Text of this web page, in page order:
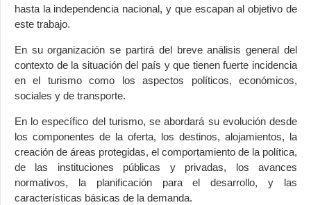
hasta la independencia nacional, y que escapan al objetivo de
este trabajo.
En su organización se partirá del breve análisis general del
contexto de la situación del país y que tienen fuerte incidencia
en el turismo como los aspectos políticos, económicos,
sociales y de transporte.
En lo específico del turismo, se abordará su evolución desde
los componentes de la oferta, los destinos, alojamientos, la
creación de áreas protegidas, el comportamiento de la política,
de las instituciones públicas y privadas, los avances
normativos, la planificación para el desarrollo, y las
características básicas de la demanda.